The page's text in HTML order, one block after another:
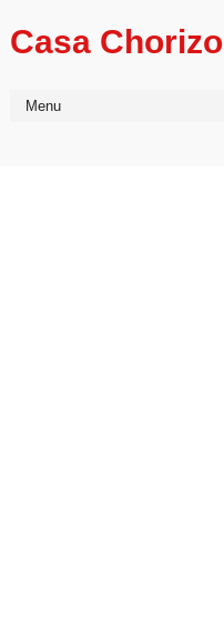
Casa Chorizo